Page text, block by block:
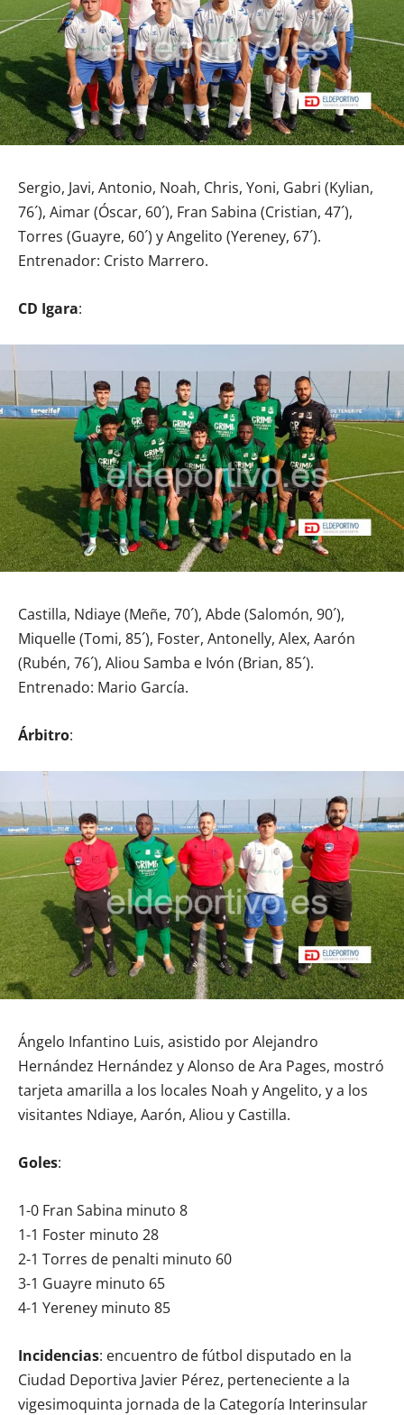
Sergio, Javi, Antonio, Noah, Chris, Yoni, Gabri (Kylian,
76´), Aimar (Óscar, 60´), Fran Sabina (Cristian, 47´),
Torres (Guayre, 60´) y Angelito (Yereney, 67´).
Entrenador: Cristo Marrero.
CD Igara:
Castilla, Ndiaye (Meñe, 70´), Abde (Salomón, 90´),
Miquelle (Tomi, 85´), Foster, Antonelly, Alex, Aarón
(Rubén, 76´), Aliou Samba e Ivón (Brian, 85´).
Entrenado: Mario García.
Árbitro:
Ángelo Infantino Luis, asistido por Alejandro
Hernández Hernández y Alonso de Ara Pages, mostró
tarjeta amarilla a los locales Noah y Angelito, y a los
visitantes Ndiaye, Aarón, Aliou y Castilla.
Goles:
1-0 Fran Sabina minuto 8
1-1 Foster minuto 28
2-1 Torres de penalti minuto 60
3-1 Guayre minuto 65
4-1 Yereney minuto 85
Incidencias: encuentro de fútbol disputado en la
Ciudad Deportiva Javier Pérez, perteneciente a la
vigesimoquinta jornada de la Categoría Interinsular